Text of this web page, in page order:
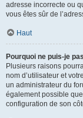
adresse incorrecte ou
vous êtes sûr de
Haut
Pourquoi ne puis-je
Plusieurs raisons
nom d’utilisateur et
un administrateur du
également possible
configuration de son